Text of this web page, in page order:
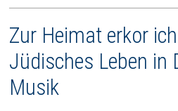
Zur Heimat erkor
Jüdisches Leben in
Musik